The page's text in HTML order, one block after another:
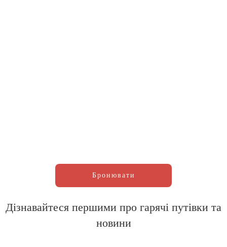
Бронювати
Дізнавайтеся першими про гарячі путівки та
новини